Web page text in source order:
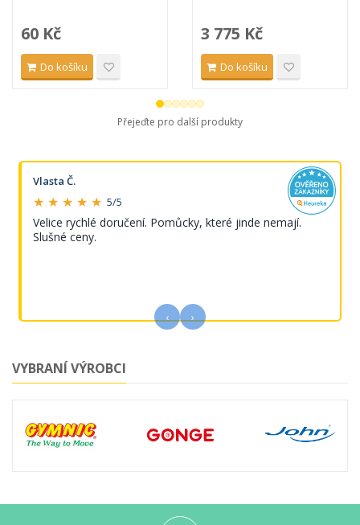
60 Kč
Do košíku
3 775 Kč
Do košíku
Přejeďte pro další produkty
Vlasta Č.
★ ★ ★ ★ ★ 5/5
Velice rychlé doručení. Pomůcky, které jinde nemají.
Slušné ceny.
‹ ›
VYBRANÍ VÝROBCI